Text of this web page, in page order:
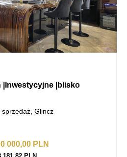
|Inwestycyjne |blisko
Glincz
000,00 PLN